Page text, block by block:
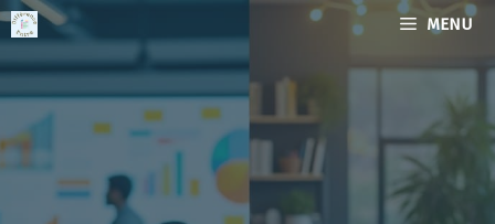
Aller
au
contenu
MENU